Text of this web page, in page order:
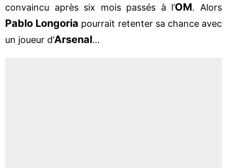
convaincu après six mois passés à l’OM. Alors
Pablo Longoria pourrait retenter sa chance avec
un joueur d’Arsenal…